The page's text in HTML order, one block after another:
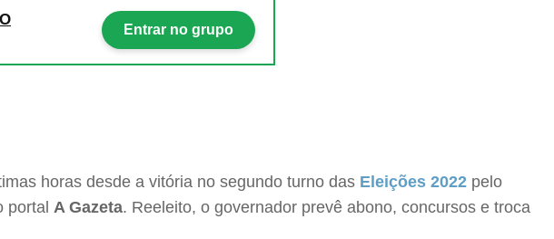
Entrar no grupo
horas desde a vitória no segundo turno das Eleições 2022 pelo
portal A Gazeta. Reeleito, o governador prevê abono, concursos e troca